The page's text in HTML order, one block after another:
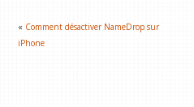
« Comment désactiver NameDrop sur
iPhone